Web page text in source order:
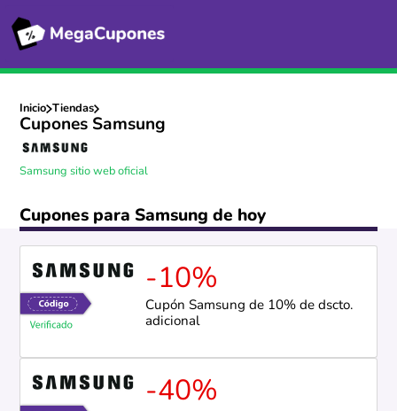
Inicio Tiendas
Cupones Samsung
Samsung sitio web oficial
Cupones para Samsung de hoy
-10%
Cupón Samsung de 10% de dscto.
adicional
-40%